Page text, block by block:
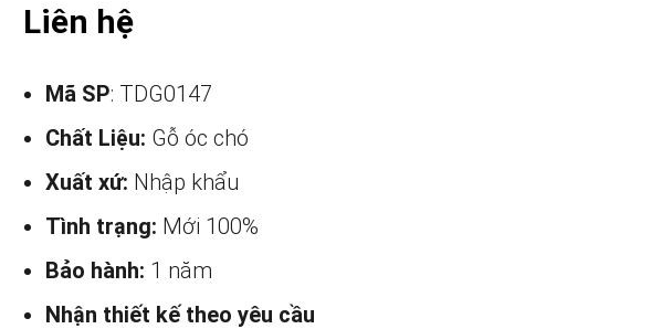
Liên hệ
Mã SP: TDG0147
Chất Liệu: Gỗ óc chó
Xuất xứ: Nhập khẩu
Tình trạng: Mới 100%
Bảo hành: 1 năm
Nhận thiết kế theo yêu cầu